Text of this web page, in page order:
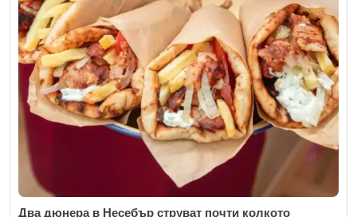
Два дюнера в Несебър струват почти колкото